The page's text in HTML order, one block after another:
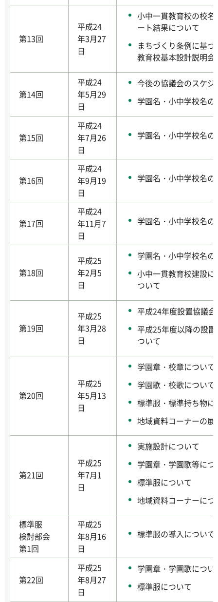
第13回
平成24
年3月27
日
小中一貫教育校の校
ート結果について
まちづくり条例に基
教育校基本設計説明
第14回
平成24
年5月29
日
今後の協議会のスケ
学園名・小中学校名
第15回
平成24
年7月26
日
学園名・小中学校名
第16回
平成24
年9月19
日
学園名・小中学校名
第17回
平成24
年11月7
日
学園名・小中学校名
第18回
平成25
年2月5
日
学園名・小中学校名
小中一貫教育校建設
ついて
第19回
平成25
年3月28
日
平成24年度設置協議
平成25年度以降の設
ついて
第20回
平成25
年5月13
日
学園章・校章について
学園歌・校歌について
標準服・標準持ち物に
地域資料コーナーの
第21回
平成25
年7月1
日
実施設計について
学園章・学園歌等につ
標準服について
地域資料コーナーにつ
標準服
検討部会
第1回
平成25
年8月16
日
標準服の導入について
第22回
平成25
年8月27
日
学園章・学園歌につい
標準服について